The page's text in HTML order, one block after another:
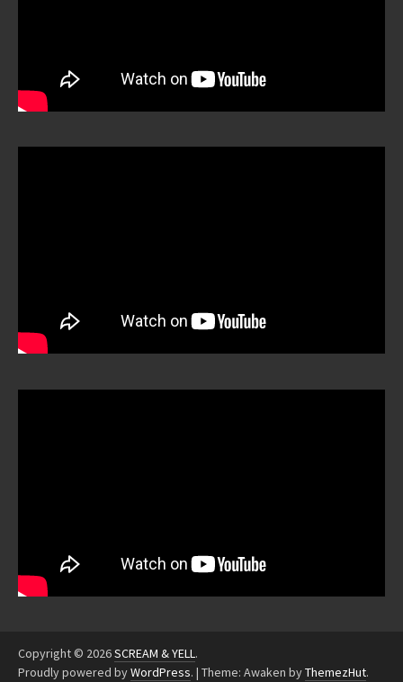
Copyright © 2026SCREAM & YELL.
Proudly powered byWordPress. | Theme: Awaken byThemezHut.